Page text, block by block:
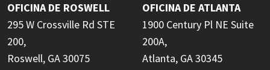
OFICINA DE ROSWELL
295 W Crossville Rd STE
200,
Roswell, GA 30075
OFICINA DE ATLANTA
1900 Century Pl NE Suite
200A,
Atlanta, GA 30345